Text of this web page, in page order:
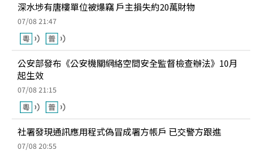
深水埗有唐樓單位被爆竊 戶主損失約20萬財物
07/08 21:47
公安部發布《公安機關網絡空間安全監督檢查辦法》10月
起生效
07/08 21:15
社署發現通訊應用程式偽冒成署方帳戶 已交警方跟進
07/08 20:55